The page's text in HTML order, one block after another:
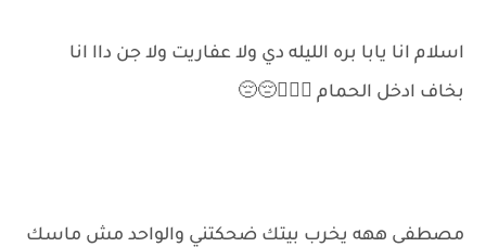
اسلام انا يابا بره الليله دي ولا عفاريت ولا جن داا انا
بخاف ادخل الحمام 🙆🏻‍♂️😔😔
مصطفى ههه يخرب بيتك ضحكتني والواحد مش ماسك